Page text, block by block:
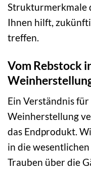
Strukturmerkmale
Ihnen hilft,
treffen.
Vom Rebstock
Ein Verständnis
Weinherstellung
das Endprodukt.
in die
Trauben über die